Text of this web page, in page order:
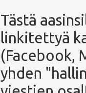
Tästä
linkitettyä
(Facebook,
yhden